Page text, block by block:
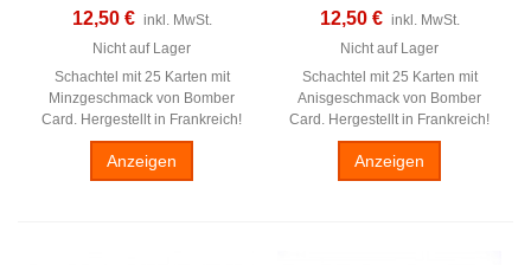
12,50 € inkl. MwSt.
Nicht auf Lager
Schachtel mit 25 Karten mit
Minzgeschmack von Bomber
Card. Hergestellt in Frankreich!
Anzeigen
12,50 € inkl. MwSt.
Nicht auf Lager
Schachtel mit 25 Karten mit
Anisgeschmack von Bomber
Card. Hergestellt in Frankreich!
Anzeigen